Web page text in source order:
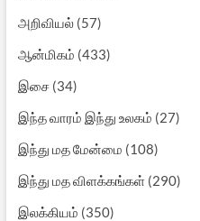
அறிவியல்(57)
ஆன்மிகம் (433)
இசை(34)
இந்த வாரம் இந்து உலகம் (27)
இந்து மத மேன்மை (108)
இந்து மத விளக்கங்கள்(290)
இலக்கியம் (350)